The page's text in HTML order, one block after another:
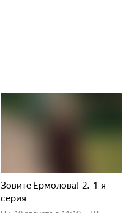
Зовите Ермолова!-2. 1-я
серия